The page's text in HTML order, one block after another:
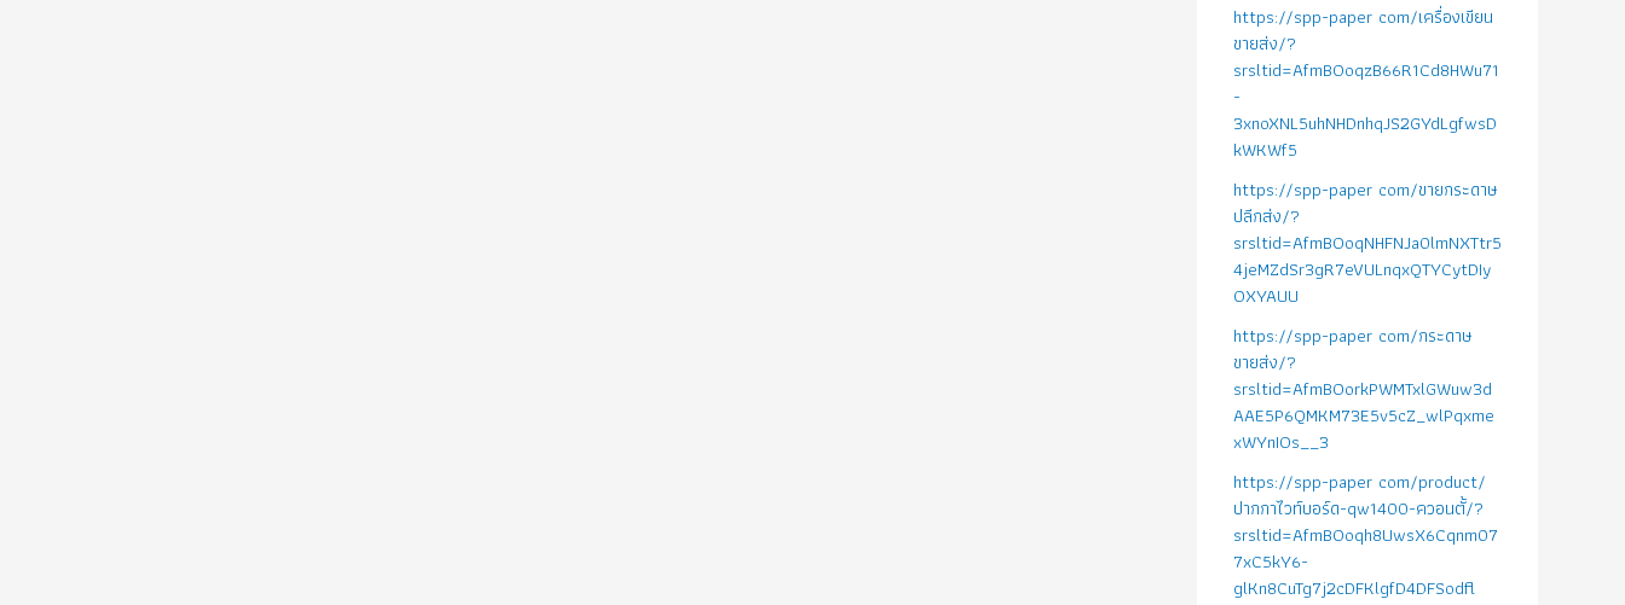
https://spp-paper com/เครื่องเขียน
ขายส่ง/?
srsltid=AfmBOoqzB66R1Cd8HWu71
-
3xnoXNL5uhNHDnhqJS2GYdLgfwsD
kWKWf5
https://spp-paper com/ขายกระดาษ
ปลีกส่ง/?
srsltid=AfmBOoqNHFNJa0lmNXTtr5
4jeMZdSr3gR7eVULnqxQTYCytDIy
OXYAUU
https://spp-paper com/กระดาษ
ขายส่ง/?
srsltid=AfmBOorkPWMTxlGWuw3d
AAE5P6QMKM73E5v5cZ_wlPqxme
xWYnIOs__3
https://spp-paper com/product/
ปากกาไวท์บอร์ด-qw1400-ควอนตั้/?
srsltid=AfmBOoqh8UwsX6Cqnm07
7xC5kY6-
glKn8CuTg7j2cDFKlgfD4DFSodfl